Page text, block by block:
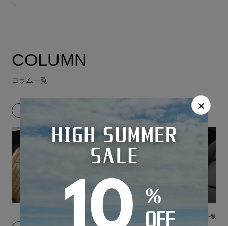
COLUMN
コラム一覧
シートカバーの選び方 合皮とレザーを徹底比
×